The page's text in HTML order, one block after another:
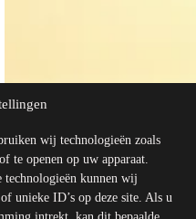
wij technologieën zoals
te openen op uw apparaat.
technologieën kunnen wij
unieke ID’s op deze site. Als u